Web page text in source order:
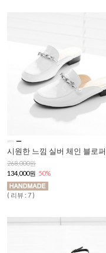
시원한 느낌 실버 체인 블로퍼
268,000원
134,000원 50%
( 리뷰 : 7 )